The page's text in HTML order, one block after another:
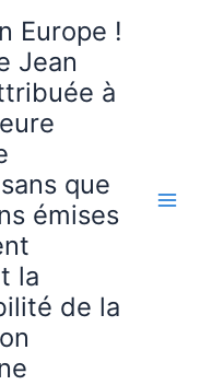
Europe !
Jean
à
que
émises
la
de la